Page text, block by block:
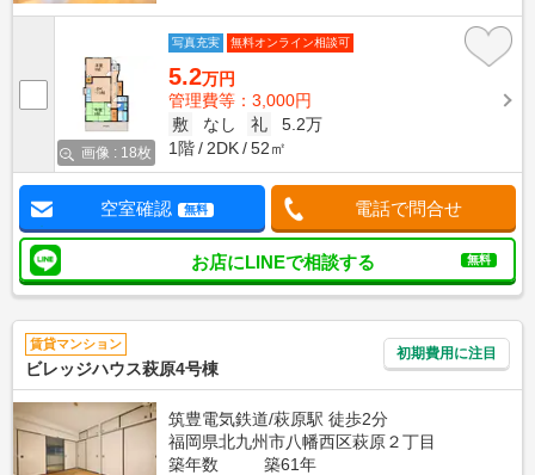
画像 : 18枚
写真充実 無料オンライン相談可
5.2万円
管理費等：3,000円
敷
なし 礼
5.2万
1階
2DK 52㎡
空室確認 無料 電話で問合せ
お店にLINEで相談する 無料
賃貸マンション
ビレッジハウス萩原4号棟
初期費用に注目
筑豊電気鉄道/萩原駅 徒歩2分
福岡県北九州市八幡西区萩原２丁目
築年数
築61年